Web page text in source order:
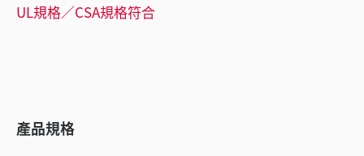
UL規格／CSA規格符合
產品規格